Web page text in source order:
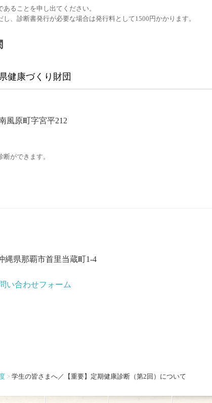
ることを申し出てください。
し、診断書発行が必要な場合は発行料として1500円かかります。
健康づくり財団
風原町字宮平212
ができます。
縄県那覇市首里当蔵町1-4
い合わせフォーム
学生の皆さまへ／【重要】定期健康診断（第2回）について